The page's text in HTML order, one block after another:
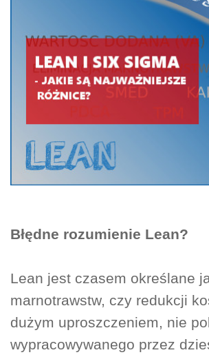
Błędne rozumienie Lean?
Lean jest czasem określane
marnotrawstw, czy redukcji
dużym uproszczeniem, nie
wypracowywanego przez